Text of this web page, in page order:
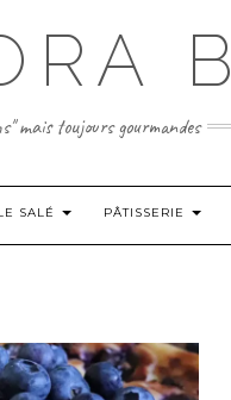
B
mais toujours gourmandes
SALÉ PÂTISSERIE